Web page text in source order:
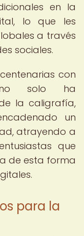
en la
lo que les
a través
sociales.
con
no solo ha
la caligrafía,
un
atrayendo a
que
de esta forma
para la